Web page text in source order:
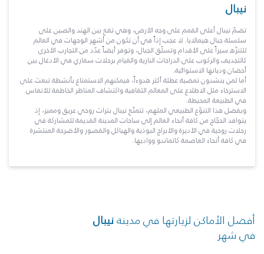
نيبال
تضمّ نيبال أعلى القمم على وجه الأرض، وهي تقع بين الهند والصين على
سلسلة جبال هيمالايا. لا عجب إذاً في أن تكون من أشهر الوجهات في العالم
للتنزّه سيراً على الأقدام وتسلّق الجبال، وتوفر أيضاً عدّد من التجارب الأخرى
كالتجديف والركوب على الدراجات النارية والقيام برحلات سفاري في الأدغال بين
أحضان وديانها الاستوائية.
أما لمن ينشدون تمضية عطلة أكثر هدوءاً، فيمكنهم الاستمتاع بأنشطة تبعث على
الاسترخاء مثل الاطلاع على المعالم الثقافية واكتشاف المناظر الخاطفة للأنفاس
في الطبيعة المحيطة.
وبفضل هذا التنوّع الطبيعي الملهم، تتمتّع نيبال بتراث روحي عريق ومميز، إذ
يتوافد الحجّاج من كافة أنحاء العالم إلى ساحات المدينة القديمة للمشاركة في
رحلات روحية في الأديرة والأبراج البوذية والهياكل والقصور والأضرحة المنتشرة
في كافة أنحاء العاصمة كاتماندو وواديها.
أفضل الأماكن لزيارتها في مدينةنيبال
في شهر